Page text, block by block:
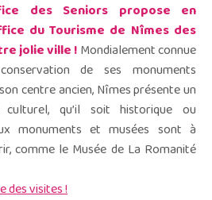
des Seniors propose en
du Tourisme de Nîmes des
jolie ville ! Mondialement connue
de ses monuments
centre ancien, Nîmes présente un
culturel, qu’il soit historique ou
monuments et musées sont à
comme le Musée de La Romanité
des visites !